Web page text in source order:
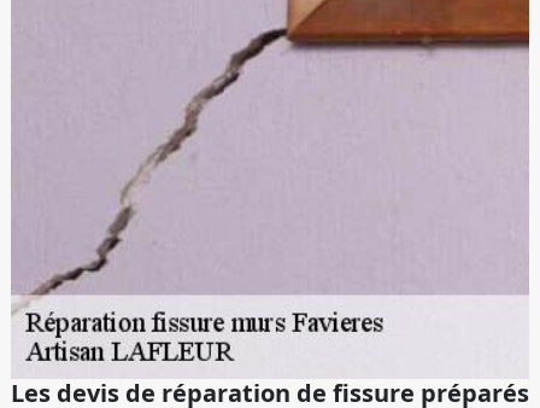
Les devis de réparation de fissure préparés